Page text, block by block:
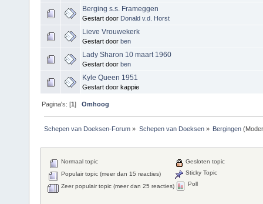
Berging s.s. Frameggen
Gestart door Donald v.d. Horst
Lieve Vrouwekerk
Gestart door ben
Lady Sharon 10 maart 1960
Gestart door ben
Kyle Queen 1951
Gestart door kappie
Pagina's: [1]Omhoog
Schepen van Doeksen-Forum » Schepen van Doeksen» Bergingen
Normaal topic
Populair topic (meer dan 15 reacties)
Zeer populair topic (meer dan 25 reacties)
Gesloten topic
Sticky Topic
Poll